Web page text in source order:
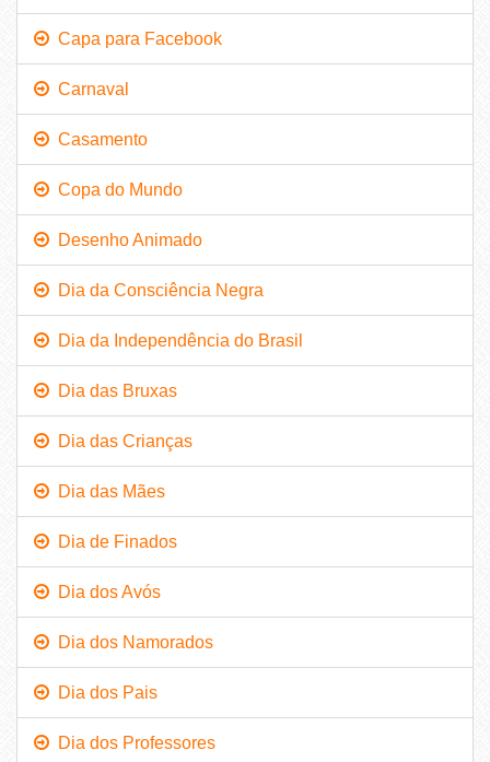
Capa para Facebook
Carnaval
Casamento
Copa do Mundo
Desenho Animado
Dia da Consciência Negra
Dia da Independência do Brasil
Dia das Bruxas
Dia das Crianças
Dia das Mães
Dia de Finados
Dia dos Avós
Dia dos Namorados
Dia dos Pais
Dia dos Professores